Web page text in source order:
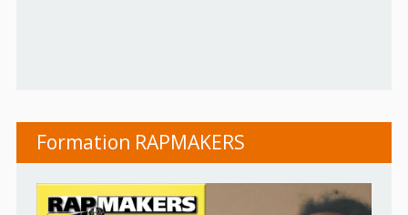
Formation RAPMAKERS